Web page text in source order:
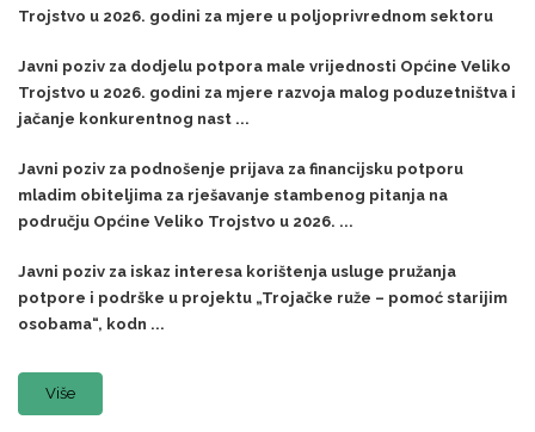
Trojstvo u 2026. godini za mjere u poljoprivrednom sektoru
Javni poziv za dodjelu potpora male vrijednosti Općine Veliko
Trojstvo u 2026. godini za mjere razvoja malog poduzetništva i
jačanje konkurentnog nast ...
Javni poziv za podnošenje prijava za financijsku potporu
mladim obiteljima za rješavanje stambenog pitanja na
području Općine Veliko Trojstvo u 2026. ...
Javni poziv za iskaz interesa korištenja usluge pružanja
potpore i podrške u projektu „Trojačke ruže – pomoć starijim
osobama“, kodn ...
Više